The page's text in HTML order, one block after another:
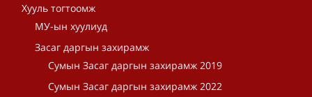
Хууль тогтоомж
МУ-ын хуулиуд
Засаг даргын захирамж
Сумын Засаг даргын захирамж 2019
Сумын Засаг даргын захирамж 2022